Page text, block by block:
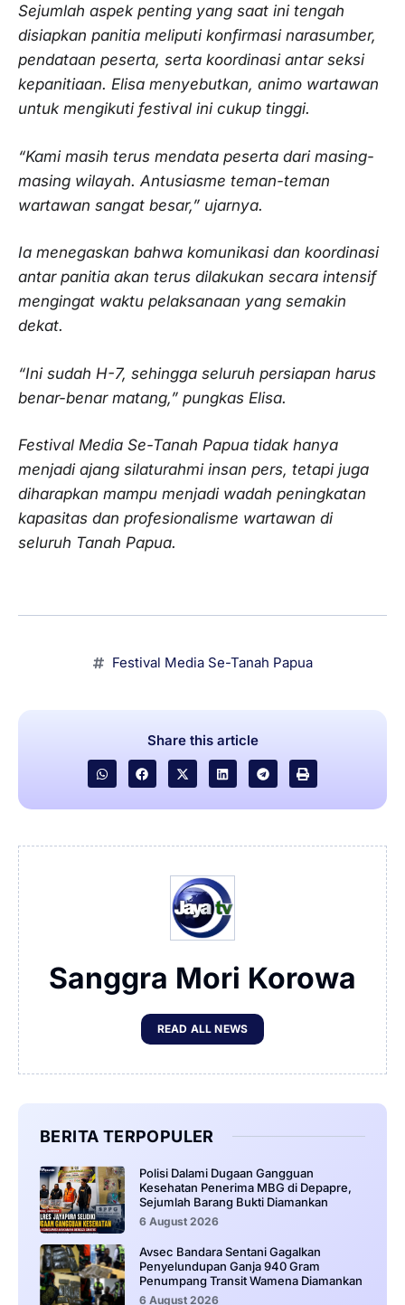
Sejumlah aspek penting yang saat ini tengah
disiapkan panitia meliputi konfirmasi narasumber,
pendataan peserta, serta koordinasi antar seksi
kepanitiaan. Elisa menyebutkan, animo wartawan
untuk mengikuti festival ini cukup tinggi.
“Kami masih terus mendata peserta dari masing-
masing wilayah. Antusiasme teman-teman
wartawan sangat besar,” ujarnya.
Ia menegaskan bahwa komunikasi dan koordinasi
antar panitia akan terus dilakukan secara intensif
mengingat waktu pelaksanaan yang semakin
dekat.
“Ini sudah H-7, sehingga seluruh persiapan harus
benar-benar matang,” pungkas Elisa.
Festival Media Se-Tanah Papua tidak hanya
menjadi ajang silaturahmi insan pers, tetapi juga
diharapkan mampu menjadi wadah peningkatan
kapasitas dan profesionalisme wartawan di
seluruh Tanah Papua.
Festival Media Se-Tanah Papua
Share this article
Sanggra Mori Korowa
READ ALL NEWS
BERITA TERPOPULER
‎Polisi Dalami Dugaan Gangguan
Kesehatan Penerima MBG di Depapre,
Sejumlah Barang Bukti Diamankan
6 August 2026
Avsec Bandara Sentani Gagalkan
Penyelundupan Ganja 940 Gram
Penumpang Transit Wamena Diamankan
6 August 2026